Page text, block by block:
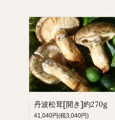
丹波松茸[開き]約270g
41,040円(税3,040円)